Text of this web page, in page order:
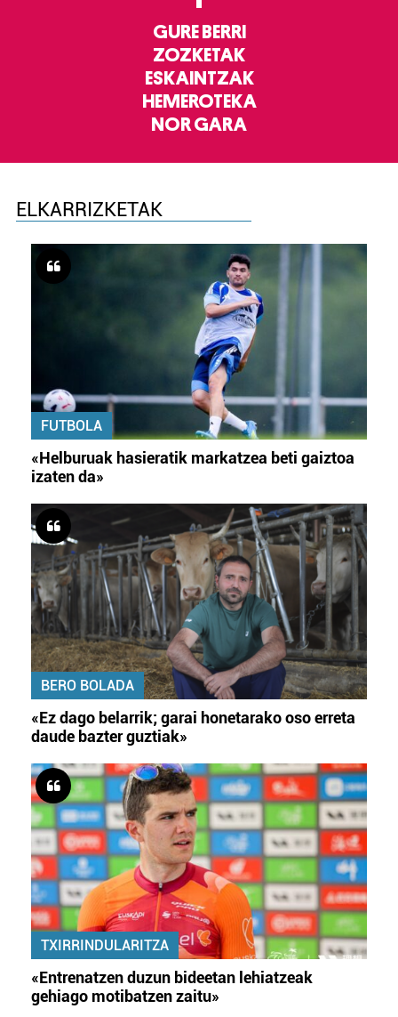
GURE BERRI
ZOZKETAK
ESKAINTZAK
HEMEROTEKA
NOR GARA
ELKARRIZKETAK
FUTBOLA
«Helburuak hasieratik markatzea beti gaiztoa
izaten da»
BERO BOLADA
«Ez dago belarrik; garai honetarako oso erreta
daude bazter guztiak»
TXIRRINDULARITZA
«Entrenatzen duzun bideetan lehiatzeak
gehiago motibatzen zaitu»